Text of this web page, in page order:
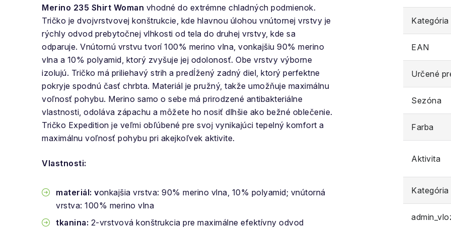
Merino 235 Shirt Woman vhodné do extrémne chladných podmienok.
Tričko je dvojvrstvovej konštrukcie, kde hlavnou úlohou vnútornej vrstvy je
rýchly odvod prebytočnej vlhkosti od tela do druhej vrstvy, kde sa
odparuje. Vnútornú vrstvu tvorí 100% merino vlna, vonkajšiu 90% merino
vlna a 10% polyamid, ktorý zvyšuje jej odolonosť. Obe vrstvy výborne
izolujú. Tričko má priliehavý strih a predĺžený zadný diel, ktorý perfektne
pokryje spodnú časť chrbta. Materiál je pružný, takže umožňuje maximálnu
voľnosť pohybu. Merino samo o sebe má prirodzené antibakteriálne
vlastnosti, odoláva zápachu a môžete ho nosiť dlhšie ako bežné oblečenie.
Tričko Expedition je veľmi obľúbené pre svoj vynikajúci tepelný komfort a
maximálnu voľnosť pohybu pri akejkoľvek aktivite.
Vlastnosti:
materiál: vonkajšia vrstva: 90% merino vlna, 10% polyamid; vnútorná
vrstva: 100% merino vlna
tkanina: 2-vrstvová konštrukcia pre maximálne efektívny odvod
Kategória
EAN
Určené
Sezóna
Farba
Aktivita
Kategória